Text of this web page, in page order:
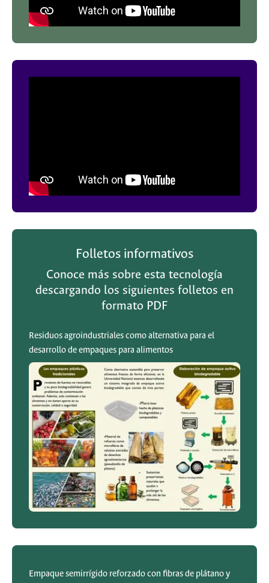
Folletos informativos
Conoce más sobre esta tecnología
descargando los siguientes folletos en
formato PDF
Residuos agroindustriales como alternativa para el
desarrollo de empaques para alimentos
Empaque semirrígido reforzado con fibras de plátano y